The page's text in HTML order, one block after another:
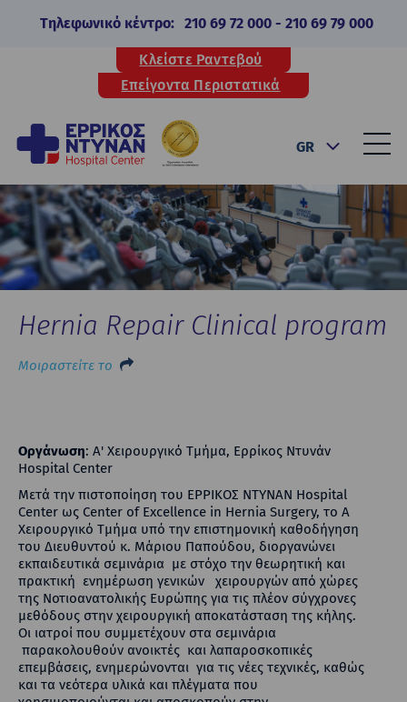
Τηλεφωνικό κέντρο: 210 69 72 000- 210 69 79 000
Κλείστε Ραντεβού
Επείγοντα Περιστατικά
GR
Hernia Repair Clinical program
Μοιραστείτε το
Οργάνωση: Α' Χειρουργικό Τμήμα, Ερρίκος Ντυνάν
Hospital Center
Μετά την πιστοποίηση του ΕΡΡΙΚΟΣ ΝΤΥΝΑΝ Hospital
Center ως Center of Excellence in Hernia Surgery, το Α
Χειρουργικό Τμήμα υπό την επιστημονική καθοδήγηση
του Διευθυντού κ. Μάριου Παπούδου, διοργανώνει
εκπαιδευτικά σεμινάρια με στόχο την θεωρητική και
πρακτική ενημέρωση γενικών χειρουργών από χώρες
της Νοτιοανατολικής Ευρώπης για τις πλέον σύγχρονες
μεθόδους στην χειρουργική αποκατάσταση της κήλης.
Οι ιατροί που συμμετέχουν στα σεμινάρια
παρακολουθούν ανοικτές και λαπαροσκοπικές
επεμβάσεις, ενημερώνονται για τις νέες τεχνικές, καθώς
και τα νεότερα υλικά και πλέγματα που